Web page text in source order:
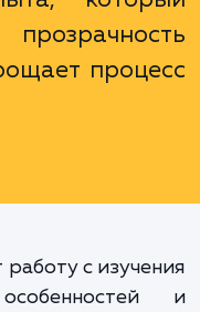
не